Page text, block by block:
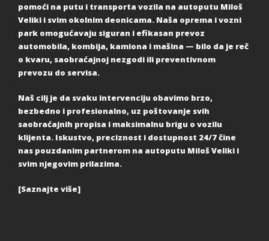
pomoći na putu i transporta vozila na autoputu Miloš
Veliki i svim okolnim deonicama. Naša oprema i vozni
park omogućavaju siguran i efikasan prevoz
automobila, kombija, kamiona i mašina — bilo da je reč
o kvaru, saobraćajnoj nezgodi ili preventivnom
prevozu do servisa.
Naš cilj je da svaku intervenciju obavimo brzo,
bezbedno i profesionalno, uz poštovanje svih
saobraćajnih propisa i maksimalnu brigu o vozilu
klijenta. Iskustvo, preciznost i dostupnost 24/7 čine
nas pouzdanim partnerom na autoputu Miloš Veliki i
svim njegovim prilazima.
[Saznajte više]